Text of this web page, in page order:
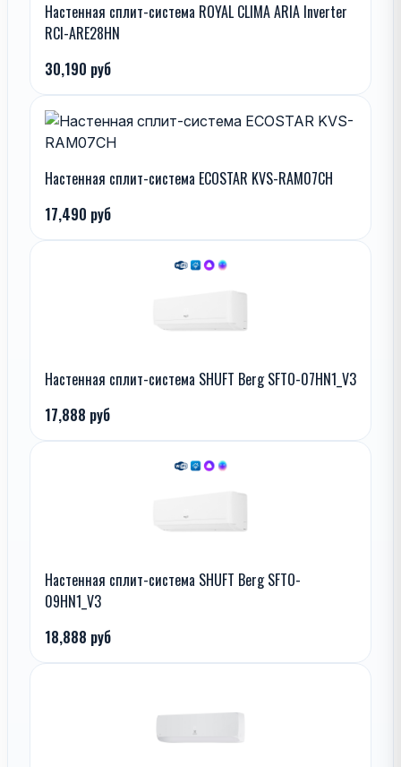
Настенная сплит-система ROYAL CLIMA ARIA Inverter
RCI-ARE28HN
30,190 руб
Настенная сплит-система ECOSTAR KVS-RAM07CH
17,490 руб
Настенная сплит-система SHUFT Berg SFTO-07HN1_V3
17,888 руб
Настенная сплит-система SHUFT Berg SFTO-
09HN1_V3
18,888 руб